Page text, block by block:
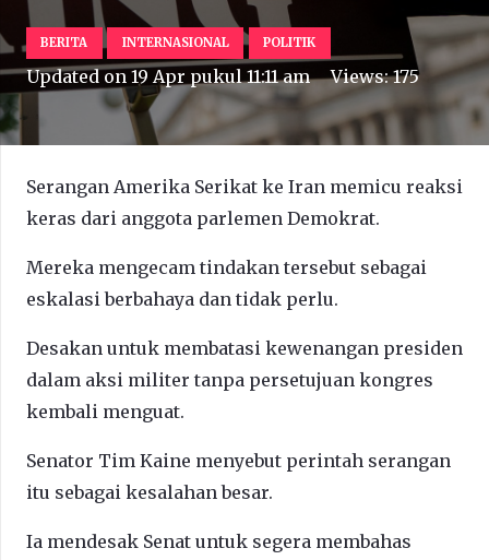
BERITA INTERNASIONAL POLITIK
Updated on19 Apr pukul 11:11 am Views:175
Serangan Amerika Serikat ke Iran memicu reaksi
keras dari anggota parlemen Demokrat.
Mereka mengecam tindakan tersebut sebagai
eskalasi berbahaya dan tidak perlu.
Desakan untuk membatasi kewenangan presiden
dalam aksi militer tanpa persetujuan kongres
kembali menguat.
Senator Tim Kaine menyebut perintah serangan
itu sebagai kesalahan besar.
Ia mendesak Senat untuk segera membahas